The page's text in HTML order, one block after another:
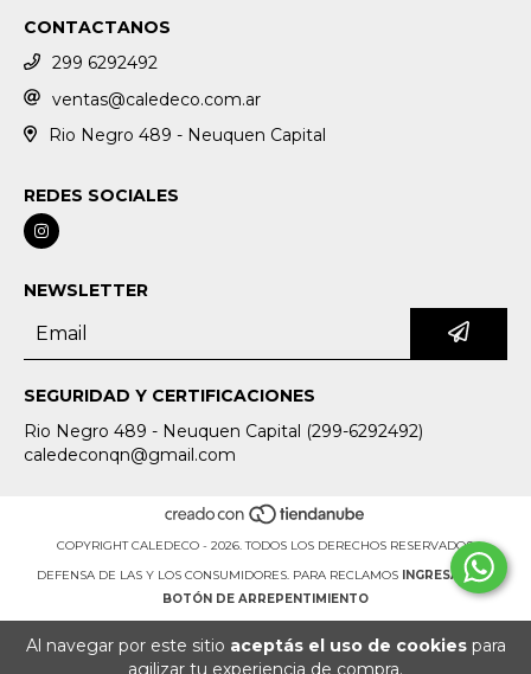
Al navegar por este sitio aceptás el uso de cookiespara
agilizar tu experiencia de compra.
CONTACTANOS
299 6292492
ventas@caledeco.com.ar
Rio Negro 489 - Neuquen Capital
REDES SOCIALES
NEWSLETTER
SEGURIDAD Y CERTIFICACIONES
Rio Negro 489 - Neuquen Capital (299-6292492)
caledeconqn@gmail.com
COPYRIGHT CALEDECO - 2026. TODOS LOS DERECHOS RESERVADOS.
DEFENSA DE LAS Y LOS CONSUMIDORES. PARA RECLAMOS INGRESÁ ACÁ.
BOTÓN DE ARREPENTIMIENTO